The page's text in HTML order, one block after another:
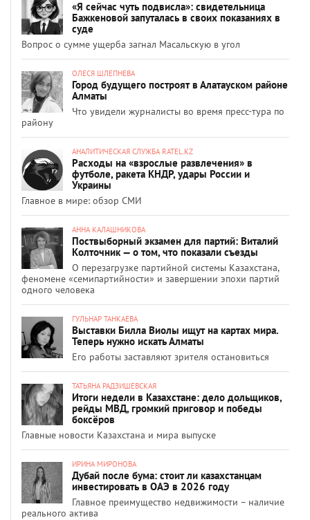
«Я сейчас чуть подвисла»: свидетельница
Бажкеновой запуталась в своих показаниях в
суде
Вопрос о сумме ущерба загнал Масальскую в угол
ОЛЕСЯ ШЛЕПНЕВА
Город будущего построят в Алатауском районе
Алматы
Что увидели журналисты во время пресс-тура по
району
АНАЛИТИЧЕСКАЯ СЛУЖБА RATEL.KZ
Расходы на «взрослые развлечения» в
футболе, ракета КНДР, удары России и
Украины
Главное в мире: обзор СМИ
АННА КАЛАШНИКОВА
Поствыборный экзамен для партий: Виталий
Колточник — о том, что показали съезды
О перезагрузке партийной системы Казахстана,
феномене «семипартийности» и завершении эпохи партий
одного человека
ГУЛЬНАР ТАНКАЕВА
Выставки Билла Виолы ищут на картах мира.
Теперь нужно искать Алматы
Его работы заставляют зрителя остановиться
ТАТЬЯНА РАДЗИШЕВСКАЯ
Итоги недели в Казахстане: дело дольщиков,
рейды МВД, громкий приговор и победы
боксёров
Главные новости Казахстана и мира выпуске
ИРИНА МИРОНОВА
Дубай после бума: стоит ли казахстанцам
инвестировать в ОАЭ в 2026 году
Главное преимущество недвижимости – наличие
реального актива